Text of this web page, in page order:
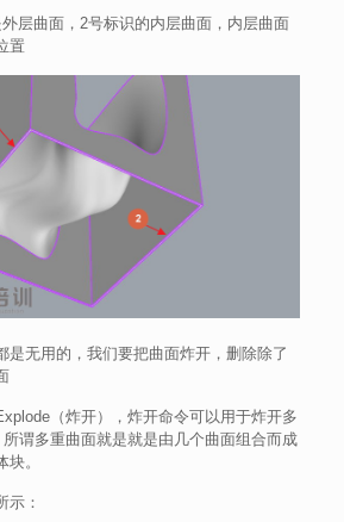
层曲面，2号标识的内层曲面，内层曲面
置
是无用的，我们要把曲面炸开，删除除了
（炸开），炸开命令可以用于炸开多
所谓多重曲面就是就是由几个曲面组合而成
。
示：